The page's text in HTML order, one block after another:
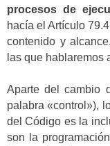
procesos de
hacía el Artículo
contenido y
las que hablaremos
Aparte del cambio
palabra «control»),
del Código es la
son la